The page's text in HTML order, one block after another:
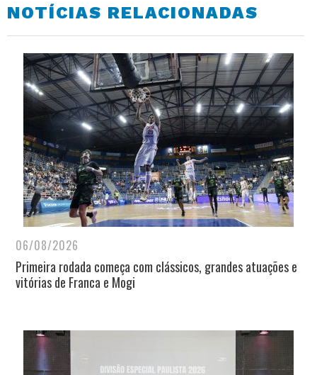
NOTÍCIAS RELACIONADAS
06/08/2026
Primeira rodada começa com clássicos, grandes atuações e
vitórias de Franca e Mogi